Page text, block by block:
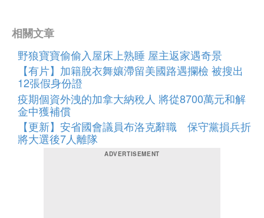
相關文章
野狼寶寶偷偷入屋床上熟睡 屋主返家遇奇景
【有片】加籍脫衣舞孃滯留美國路遇攔檢 被搜出
12張假身份證
疫期個資外洩的加拿大納稅人 將從8700萬元和解
金中獲補償
【更新】安省國會議員布洛克辭職 保守黨損兵折
將大選後7人離隊